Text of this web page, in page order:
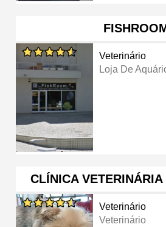
Veterinário
Loja De
CLÍNICA
Veterinário
Veterinário